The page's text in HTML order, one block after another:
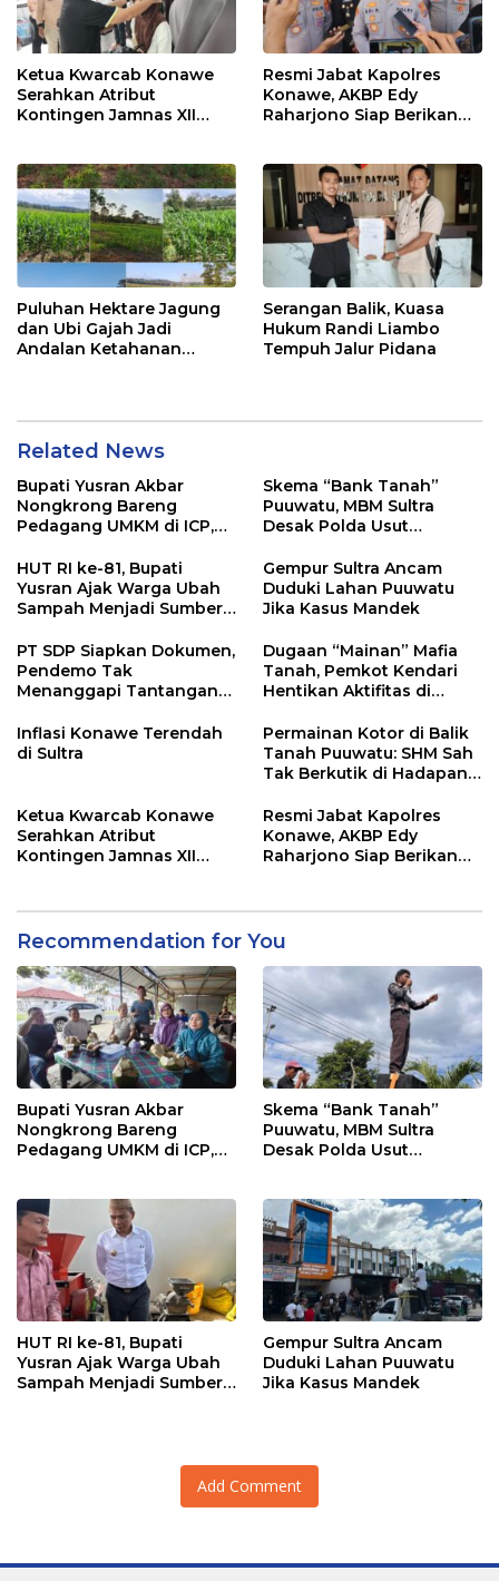
Ketua Kwarcab Konawe
Serahkan Atribut
Kontingen Jamnas XII
Resmi Jabat Kapolres
Konawe, AKBP Edy
Raharjono Siap Berikan
Puluhan Hektare Jagung
dan Ubi Gajah Jadi
Andalan Ketahanan
Serangan Balik, Kuasa
Hukum Randi Liambo
Tempuh Jalur Pidana
Related News
Bupati Yusran Akbar
Nongkrong Bareng
Pedagang UMKM di ICP,
Hidupkan Ekonomi
Kerakyatan
Skema “Bank Tanah”
Puuwatu, MBM Sultra
Desak Polda Usut
Kadin
HUT RI ke-81, Bupati
Yusran Ajak Warga Ubah
Sampah Menjadi Sumber
Gempur Sultra Ancam
Duduki Lahan Puuwatu
Jika Kasus Mandek
PT SDP Siapkan Dokumen,
Pendemo Tak
Menanggapi Tantangan
Dugaan “Mainan” Mafia
Tanah, Pemkot Kendari
Hentikan Aktifitas di
Inflasi Konawe Terendah
di Sultra
Permainan Kotor di Balik
Tanah Puuwatu: SHM Sah
Tak Berkutik di Hadapan
Ketua Kwarcab Konawe
Serahkan Atribut
Kontingen Jamnas XII
Resmi Jabat Kapolres
Konawe, AKBP Edy
Raharjono Siap Berikan
Recommendation for You
Bupati Yusran Akbar
Nongkrong Bareng
Pedagang UMKM di ICP,
Kerakyatan
Skema “Bank Tanah”
Puuwatu, MBM Sultra
Desak Polda Usut
HUT RI ke-81, Bupati
Yusran Ajak Warga Ubah
Sampah Menjadi Sumber
Gempur Sultra Ancam
Duduki Lahan Puuwatu
Jika Kasus Mandek
Add Comment